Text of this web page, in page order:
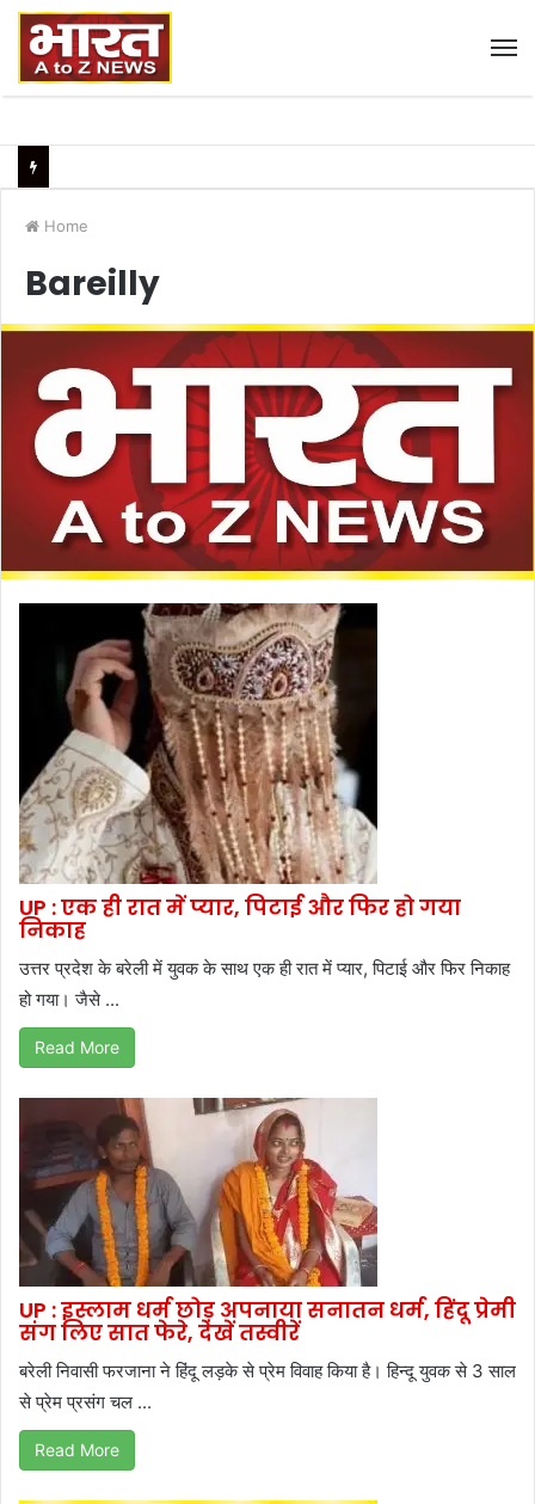
Home
Bareilly
UP : एक ही रात में प्यार, पिटाई और फिर हो गया
निकाह
उत्तर प्रदेश के बरेली में युवक के साथ एक ही रात में प्यार, पिटाई और फिर निकाह
हो गया। जैसे ...
Read More
UP : इस्लाम धर्म छोड़ अपनाया सनातन धर्म, हिंदू प्रेमी
संग लिए सात फेरे, देखें तस्वीरें
बरेली निवासी फरजाना ने हिंदू लड़के से प्रेम विवाह किया है। हिन्दू युवक से 3 साल
से प्रेम प्रसंग चल ...
Read More